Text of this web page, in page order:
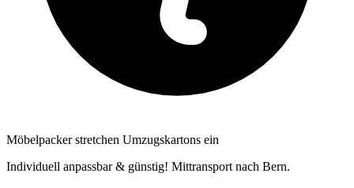
Möbelpacker stretchen Umzugskartons ein
Individuell anpassbar & günstig! Mittransport nach Bern.